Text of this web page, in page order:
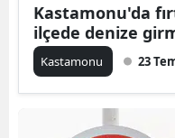
Kastamonu'da
ilçede denize
Kastamonu 23